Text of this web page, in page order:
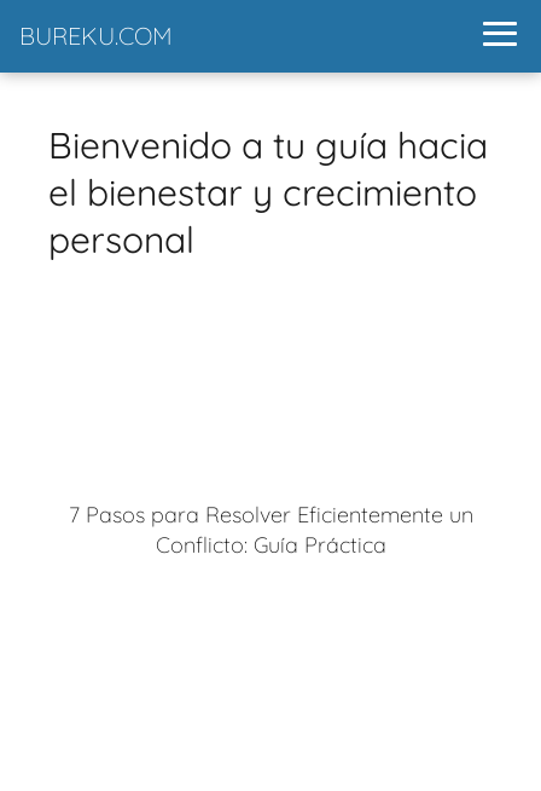
BUREKU.COM
Bienvenido a tu guía hacia
el bienestar y crecimiento
personal
7 Pasos para Resolver Eficientemente un
Conflicto: Guía Práctica